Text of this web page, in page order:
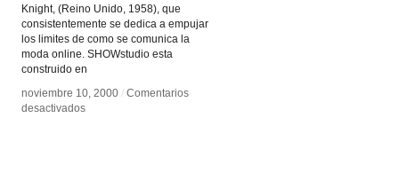
Knight, (Reino Unido, 1958), que
consistentemente se dedica a empujar
los limites de como se comunica la
moda online. SHOWstudio esta
construido en
noviembre 10, 2000 / Comentarios
desactivadosen
noviembre 10, 2000 / Comentarios
desactivadosen